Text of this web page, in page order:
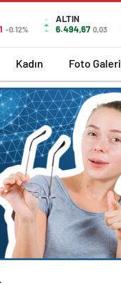
-0.12%
ALTIN
6.494,67 0,03
Kadın Foto Galeri